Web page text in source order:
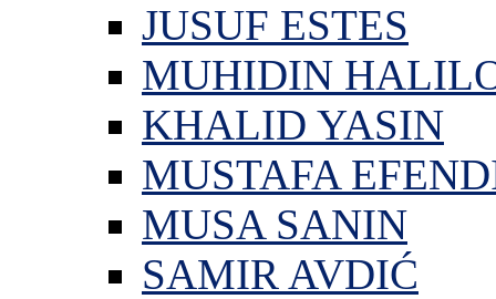
JUSUF ESTES
MUHIDIN
KHALID YASIN
MUSTAFA
MUSA SANIN
SAMIR AVDIĆ